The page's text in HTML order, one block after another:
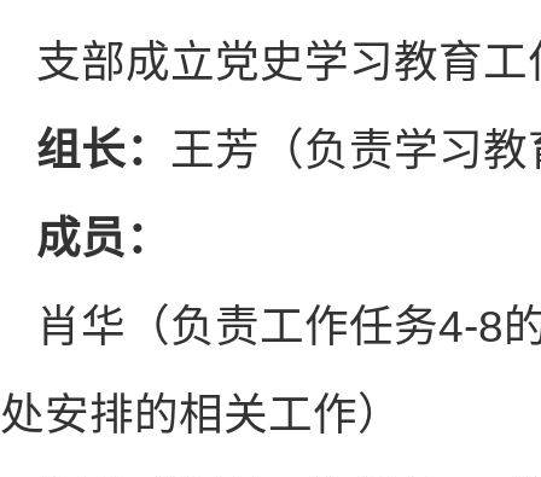
支部成立党史学习教育
组长： 王芳（负责学习
成员：
肖华（负责工作任务4-8
处安排的相关工作）